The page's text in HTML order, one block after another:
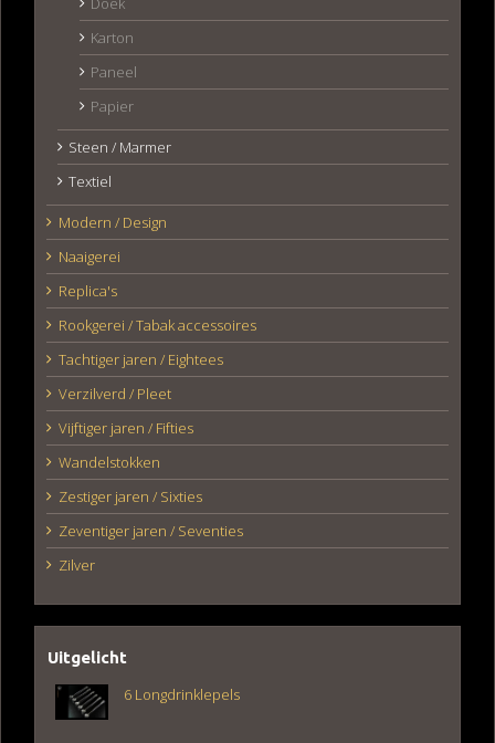
Karton
Paneel
Papier
Steen / Marmer
Textiel
Modern / Design
Naaigerei
Replica's
Rookgerei / Tabak accessoires
Tachtiger jaren / Eightees
Verzilverd / Pleet
Vijftiger jaren / Fifties
Wandelstokken
Zestiger jaren / Sixties
Zeventiger jaren / Seventies
Zilver
Uitgelicht
6 Longdrinklepels